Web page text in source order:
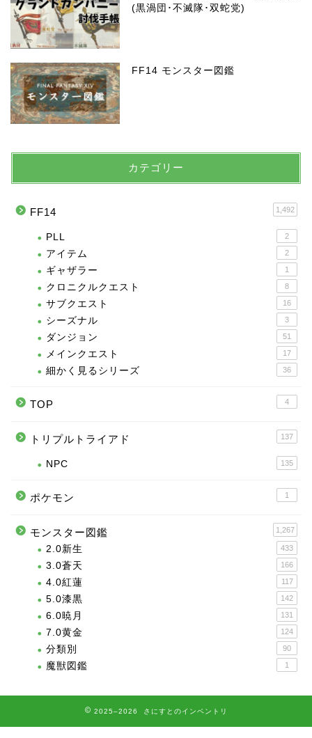
(黒渦団･不滅隊･双蛇党)
FF14 モンスター図鑑
カテゴリー
FF14 1,492
PLL 2
アイテム 2
ギャザラー 1
クロニクルクエスト 8
サブクエスト 16
シーズナル 3
ダンジョン 51
メインクエスト 17
細かく見るシリーズ 36
TOP 4
トリプルトライアド 137
NPC 135
ポケモン 1
モンスター図鑑 1,267
2.0新生 433
3.0蒼天 166
4.0紅蓮 117
5.0漆黒 142
6.0暁月 131
7.0黄金 124
分類別 90
魔獣図鑑 1
2025–2026 さにすとのインベントリ